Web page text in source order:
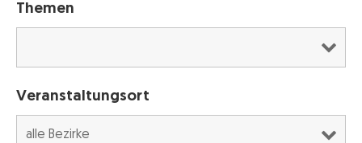
Themen
Veranstaltungsort